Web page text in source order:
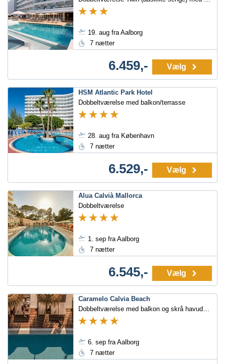
19. aug fra Aalborg
7 nætter
6.459,- Vælg
HSM Atlantic Park Hotel
Dobbeltværelse med balkon/terrasse
28. aug fra København
7 nætter
6.529,- Vælg
Alua Calvià Mallorca
Dobbeltværelse
1. sep fra Aalborg
7 nætter
6.545,- Vælg
Caramelo Calvia Beach
Dobbeltværelse med balkon og skrå havudsigt
6. sep fra Aalborg
7 nætter